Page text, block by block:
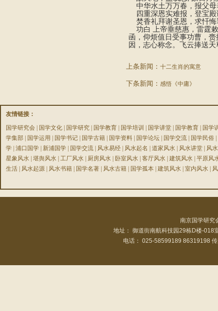
中华水土万万春，报父
四重深恩实难报，登宝
焚香礼拜谢圣恩，求忏
功白 上帝垂慈惠，雷霆
函，仰烦值日受事功曹，
因，志心称念。飞云捧送
上条新闻： 十二生肖的寓意
下条新闻： 感悟《中庸》
友情链接：
国学研究会
国学文化 国学研究 国学教育 国学培训 国学讲堂 国学教育
国学
学集部
国学运用 国学书记 国学古籍 国学资料 国学论坛 国学交流 国学民俗
学 浦口国学 新浦国学 国学交流 风水易经 风水起名 道家风水 风水讲堂
风
星象风水 堪舆风水 工厂风水 厨房风水 卧室风水 客厅风水 建筑风水 平原风
生活
风水起源 风水书籍 国学名著 风水古籍 国学孤本 建筑风水 室内风水
南京国学研究
地址： 御道街南航科技园29栋D楼-018
电话： 025-58599189 86319198